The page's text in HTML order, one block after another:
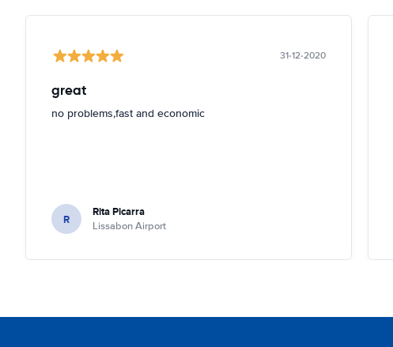
31-12-2020
great
no problems,fast and economic
R Rita Picarra
Lissabon Airport